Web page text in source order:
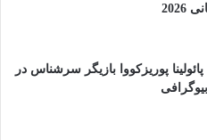
پوریزکووا بازیگر سرشناس در